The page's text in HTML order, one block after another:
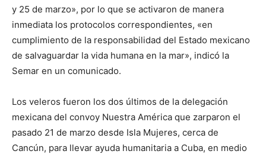
y 25 de marzo», por lo que se activaron de manera
inmediata los protocolos correspondientes, «en
cumplimiento de la responsabilidad del Estado mexicano
de salvaguardar la vida humana en la mar», indicó la
Semar en un comunicado.
Los veleros fueron los dos últimos de la delegación
mexicana del convoy Nuestra América que zarparon el
pasado 21 de marzo desde Isla Mujeres, cerca de
Cancún, para llevar ayuda humanitaria a Cuba, en medio